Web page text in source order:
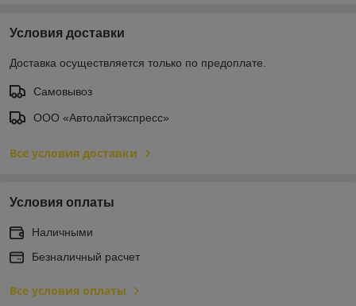
Условия доставки
Доставка осуществляется только по предоплате.
Самовывоз
ООО «Автолайтэкспресс»
Все условия доставки
Условия оплаты
Наличными
Безналичный расчет
Все условия оплаты